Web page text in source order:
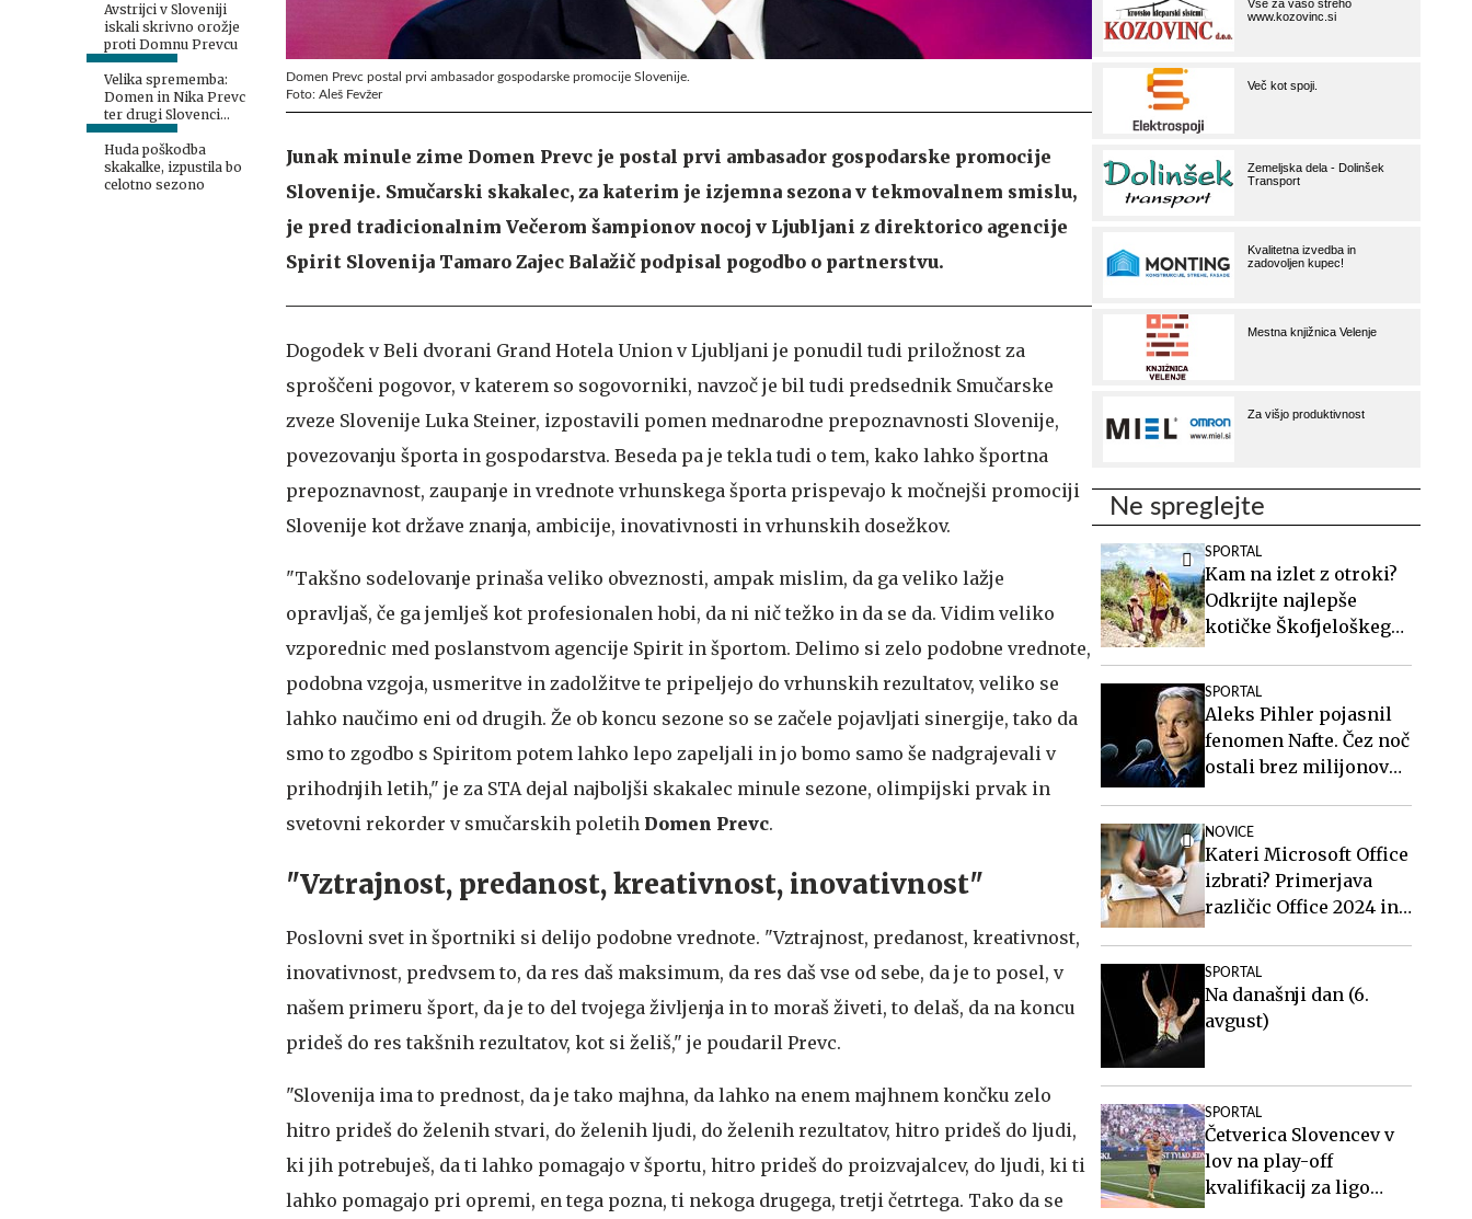
Avstrijci v Sloveniji
iskali skrivno orožje
proti Domnu Prevcu
Velika sprememba:
Domen in Nika Prevc
ter drugi Slovenci
dobili proste roke
Huda poškodba
skakalke, izpustila bo
celotno sezono
Domen Prevc postal prvi ambasador gospodarske promocije Slovenije.
Foto: Aleš Fevžer
Junak minule zime Domen Prevc je postal prvi ambasador gospodarske promocije
Slovenije. Smučarski skakalec, za katerim je izjemna sezona v tekmovalnem smislu,
je pred tradicionalnim Večerom šampionov nocoj v Ljubljani z direktorico agencije
Spirit Slovenija Tamaro Zajec Balažič podpisal pogodbo o partnerstvu.
Dogodek v Beli dvorani Grand Hotela Union v Ljubljani je ponudil tudi priložnost za
sproščeni pogovor, v katerem so sogovorniki, navzoč je bil tudi predsednik Smučarske
zveze Slovenije Luka Steiner, izpostavili pomen mednarodne prepoznavnosti Slovenije,
povezovanju športa in gospodarstva. Beseda pa je tekla tudi o tem, kako lahko športna
prepoznavnost, zaupanje in vrednote vrhunskega športa prispevajo k močnejši promociji
Slovenije kot države znanja, ambicije, inovativnosti in vrhunskih dosežkov.
"Takšno sodelovanje prinaša veliko obveznosti, ampak mislim, da ga veliko lažje
opravljaš, če ga jemlješ kot profesionalen hobi, da ni nič težko in da se da. Vidim veliko
vzporednic med poslanstvom agencije Spirit in športom. Delimo si zelo podobne vrednote,
podobna vzgoja, usmeritve in zadolžitve te pripeljejo do vrhunskih rezultatov, veliko se
lahko naučimo eni od drugih. Že ob koncu sezone so se začele pojavljati sinergije, tako da
smo to zgodbo s Spiritom potem lahko lepo zapeljali in jo bomo samo še nadgrajevali v
prihodnjih letih," je za STA dejal najboljši skakalec minule sezone, olimpijski prvak in
svetovni rekorder v smučarskih poletih Domen Prevc.
"Vztrajnost, predanost, kreativnost, inovativnost"
Poslovni svet in športniki si delijo podobne vrednote. "Vztrajnost, predanost, kreativnost,
inovativnost, predvsem to, da res daš maksimum, da res daš vse od sebe, da je to posel, v
našem primeru šport, da je to del tvojega življenja in to moraš živeti, to delaš, da na koncu
prideš do res takšnih rezultatov, kot si želiš," je poudaril Prevc.
"Slovenija ima to prednost, da je tako majhna, da lahko na enem majhnem končku zelo
hitro prideš do želenih stvari, do želenih ljudi, do želenih rezultatov, hitro prideš do ljudi,
ki jih potrebuješ, da ti lahko pomagajo v športu, hitro prideš do proizvajalcev, do ljudi, ki ti
lahko pomagajo pri opremi, en tega pozna, ti nekoga drugega, tretji četrtega. Tako da se
Ne spreglejte
SPORTAL
Kam na izlet z otroki?
Odkrijte najlepše
kotičke Škofjeloškega
SPORTAL
Aleks Pihler pojasnil
fenomen Nafte. Čez noč
ostali brez milijonov
NOVICE
Kateri Microsoft Office
izbrati? Primerjava
različic Office 2024 in
SPORTAL
Na današnji dan (6.
avgust)
SPORTAL
Četverica Slovencev v
lov na play-off
kvalifikacij za ligo